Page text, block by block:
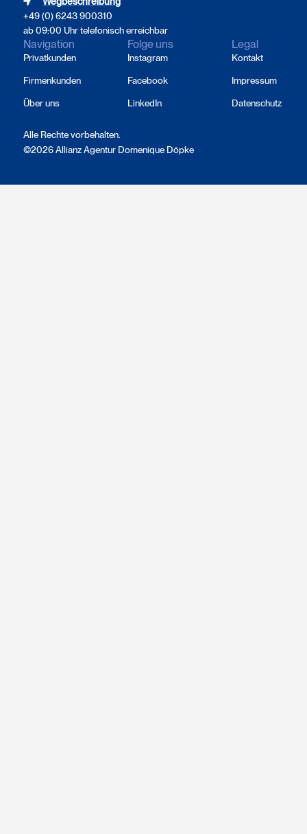
+49 (0) 6243 900310
ab 09:00 Uhr telefonisch erreichbar
Navigation
Privatkunden
Firmenkunden
Über uns
Folge uns
Instagram
Facebook
LinkedIn
Legal
Kontakt
Impressum
Datenschutz
©2026 Allianz Agentur Domenique Döpke
Alle Rechte vorbehalten.